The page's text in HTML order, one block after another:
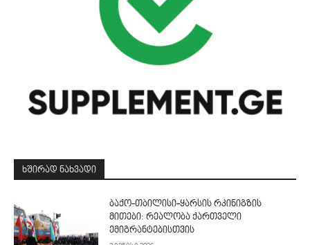
ᲮᲨᲘᲠᲐᲓ ᲜᲐᲮᲕᲐᲓᲘ
ბაქო-თბილისი-ყარსის რკინიგზის
მითები: რეალობა ქართველი
ემიგრანტებისთვის